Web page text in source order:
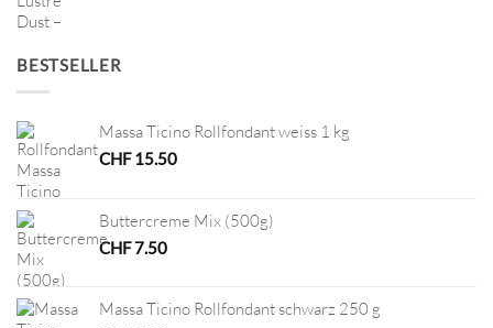
BESTSELLER
Massa Ticino Rollfondant weiss 1 kg
CHF15.50
Buttercreme Mix (500g)
CHF7.50
Massa Ticino Rollfondant schwarz 250 g